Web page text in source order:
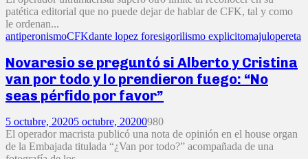
patética editorial que no puede dejar de hablar de CFK, tal y como
le ordenan...
antiperonismoCFKdante lopez foresigorilismo explicitomajulopereta
Novaresio se preguntó si Alberto y Cristina
van por todo y lo prendieron fuego: “No
seas pérfido por favor”
5 octubre, 20205 octubre, 20200980
El operador macrista publicó una nota de opinión en el house organ
de la Embajada titulada “¿Van por todo?” acompañada de una